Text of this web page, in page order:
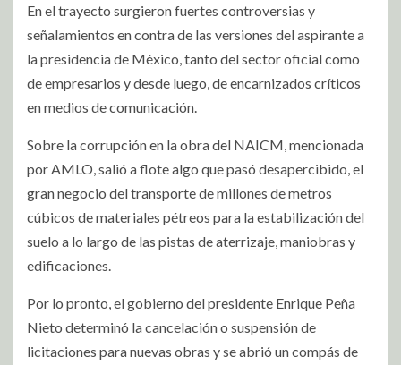
En el trayecto surgieron fuertes controversias y
señalamientos en contra de las versiones del aspirante a
la presidencia de México, tanto del sector oficial como
de empresarios y desde luego, de encarnizados críticos
en medios de comunicación.
Sobre la corrupción en la obra del NAICM, mencionada
por AMLO, salió a flote algo que pasó desapercibido, el
gran negocio del transporte de millones de metros
cúbicos de materiales pétreos para la estabilización del
suelo a lo largo de las pistas de aterrizaje, maniobras y
edificaciones.
Por lo pronto, el gobierno del presidente Enrique Peña
Nieto determinó la cancelación o suspensión de
licitaciones para nuevas obras y se abrió un compás de